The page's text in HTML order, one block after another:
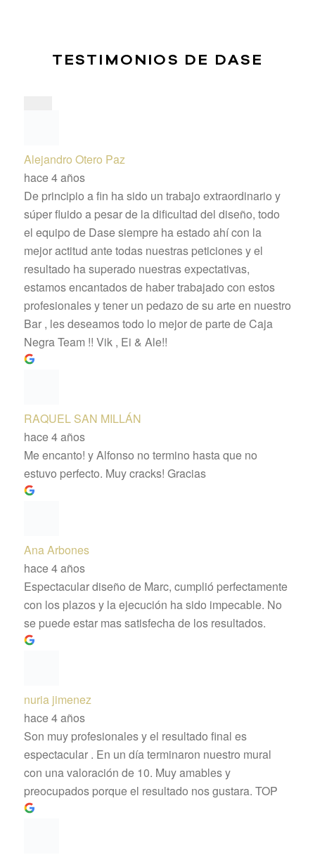
TESTIMONIOS DE DASE
Alejandro Otero Paz
hace 4 años
De principio a fin ha sido un trabajo extraordinario y
súper fluido a pesar de la dificultad del diseño, todo
el equipo de Dase siempre ha estado ahí con la
mejor actitud ante todas nuestras peticiones y el
resultado ha superado nuestras expectativas,
estamos encantados de haber trabajado con estos
profesionales y tener un pedazo de su arte en nuestro
Bar , les deseamos todo lo mejor de parte de Caja
Negra Team !! Vik , Ei & Ale!!
RAQUEL SAN MILLÁN
hace 4 años
Me encanto! y Alfonso no termino hasta que no
estuvo perfecto. Muy cracks! Gracias
Ana Arbones
hace 4 años
Espectacular diseño de Marc, cumplió perfectamente
con los plazos y la ejecución ha sido impecable. No
se puede estar mas satisfecha de los resultados.
nuria jimenez
hace 4 años
Son muy profesionales y el resultado final es
espectacular . En un día terminaron nuestro mural
con una valoración de 10. Muy amables y
preocupados porque el resultado nos gustara. TOP